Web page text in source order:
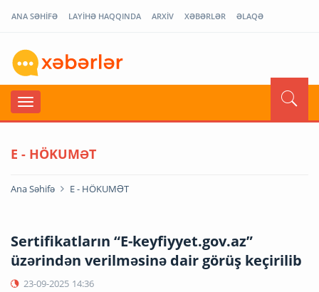
ANA SƏHİFƏ LAYİHƏ HAQQINDA ARXİV XƏBƏRLƏR ƏLAQƏ
E - HÖKUMƏT
Ana Səhifə E - HÖKUMƏT
Sertifikatların “E-keyfiyyet.gov.az”
üzərindən verilməsinə dair görüş keçirilib
23-09-2025 14:36